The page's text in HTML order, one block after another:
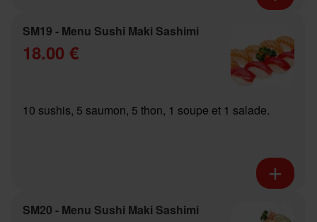
SM19 - Menu Sushi Maki Sashimi
18.00 €
10 sushis, 5 saumon, 5 thon, 1 soupe et 1 salade.
SM20 - Menu Sushi Maki Sashimi